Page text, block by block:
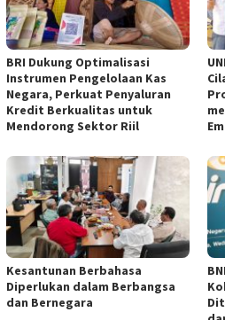
BRI Dukung Optimalisasi
Instrumen Pengelolaan Kas
Negara, Perkuat Penyaluran
Kredit Berkualitas untuk
Mendorong Sektor Riil
Kesantunan Berbahasa
Diperlukan dalam Berbangsa
dan Bernegara